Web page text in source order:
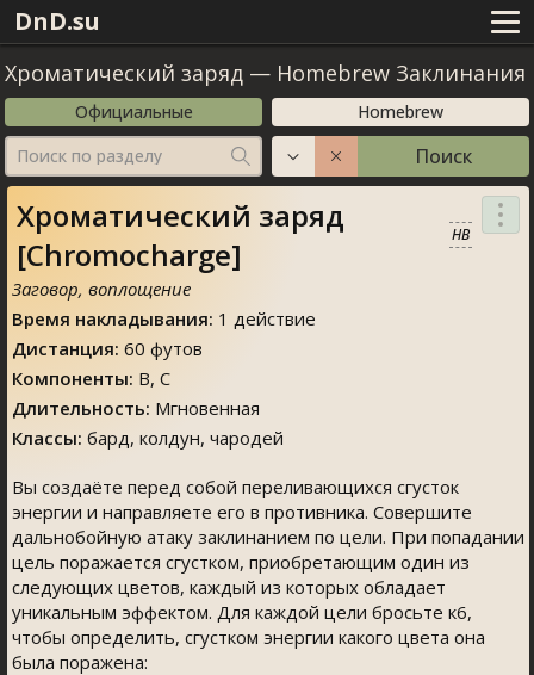
DnD.su
Хроматический заряд — Homebrew Заклинания
Официальные
Homebrew
Поиск по разделу
Поиск
Хроматический заряд
[Chromocharge]
HB
Заговор, воплощение
Время накладывания: 1 действие
Дистанция: 60 футов
Компоненты: В, С
Длительность: Мгновенная
Классы: бард, колдун, чародей
Вы создаёте перед собой переливающихся сгусток
энергии и направляете его в противника. Совершите
дальнобойную атаку заклинанием по цели. При попадании
цель поражается сгустком, приобретающим один из
следующих цветов, каждый из которых обладает
уникальным эффектом. Для каждой цели бросьте к6,
чтобы определить, сгустком энергии какого цвета она
была поражена: